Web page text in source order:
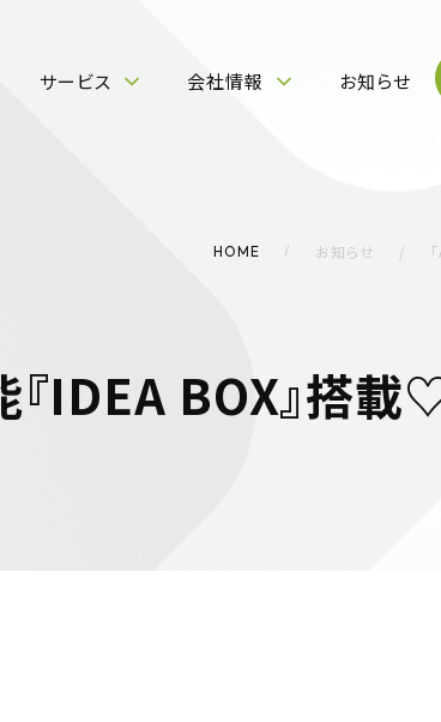
サービス 会社情報 お知らせ
HOME お知らせ
IDEA BOX』搭載♡